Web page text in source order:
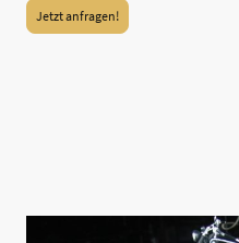
Jetzt anfragen!